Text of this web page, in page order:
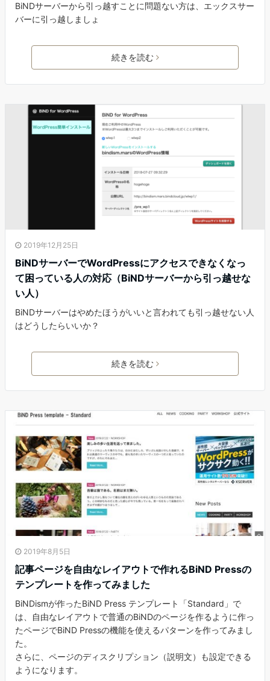
BiNDサーバーから引っ越すことに問題ない方は、エックスサー
バーに引っ越しましょ
続きを読む
2019年12月25日
BiNDサーバーでWordPressにアクセスできなくなっ
て困っている人の対応（BiNDサーバーから引っ越せな
い人）
BiNDサーバーはやめたほうがいいと言われても引っ越せない人
はどうしたらいいか？
続きを読む
2019年8月5日
記事ページを自由なレイアウトで作れるBiND Pressの
テンプレートを作ってみました
BiNDismが作ったBiND Press テンプレート「Standard」で
は、自由なレイアウトで普通のBiNDのページを作るように作っ
たページでBiND Pressの機能を使えるパターンを作ってみまし
た。
さらに、ページのディスクリプション（説明文）も設定できる
ようになります。